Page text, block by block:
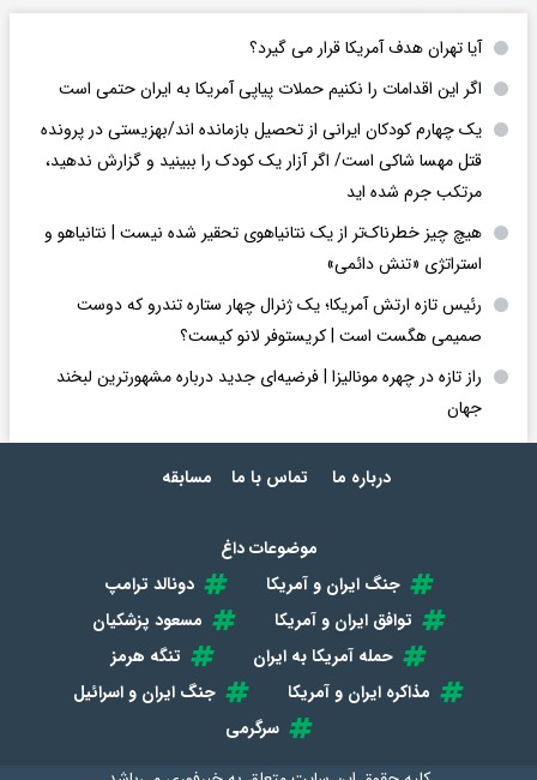
آیا تهران هدف آمریکا قرار می گیرد؟
اگر این اقدامات را نکنیم حملات پیاپی آمریکا به ایران حتمی است
یک چهارم کودکان ایرانی از تحصیل بازمانده اند/بهزیستی در پرونده
قتل مهسا شاکی است/ اگر آزار یک کودک را ببینید و گزارش ندهید،
مرتکب جرم شده اید
هیچ چیز خطرناک‌تر از یک نتانیاهوی تحقیر شده نیست | نتانیاهو و
استراتژی «تنش دائمی»
رئیس تازه ارتش آمریکا؛ یک ژنرال چهار ستاره تندرو که دوست
صمیمی هگست است | کریستوفر لانو کیست؟
راز تازه در چهره مونالیزا | فرضیه‌ای جدید درباره مشهورترین لبخند
جهان
درباره ما تماس با ما مسابقه
موضوعات داغ
جنگ ایران و آمریکا
دونالد ترامپ
توافق ایران و آمریکا
مسعود پزشکیان
حمله آمریکا به ایران
تنگه هرمز
مذاکره ایران و آمریکا
جنگ ایران و اسرائیل
سرگرمی